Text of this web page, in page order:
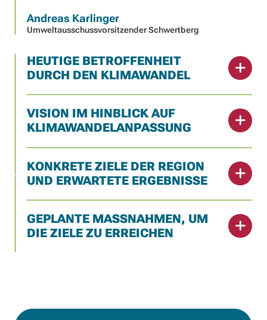
Andreas Karlinger
Umweltausschussvorsitzender Schwertberg
HEUTIGE BETROFFENHEIT
DURCH DEN KLIMAWANDEL
VISION IM HINBLICK AUF
KLIMAWANDELANPASSUNG
KONKRETE ZIELE DER REGION
UND ERWARTETE ERGEBNISSE
GEPLANTE MASSNAHMEN, UM D
IE ZIELE ZU ERREICHEN